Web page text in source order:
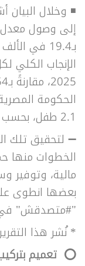
◾ وخلال البيان
2025، مقارنةً بـ2.54 قبل عامين،
الحكومة
2.1 طفل، بحسب تصريحات إعلامية أمس للألفي.
➖ لتحقيق تلك
الخطوات منها
مالية، وتوفير
بعضها انطوى
"#متصدقش" في
* نُشر هذا التقرير لأول
⭕ تعميم